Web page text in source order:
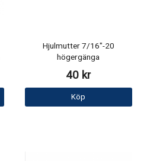
Hjulmutter 7/16"-20
högergänga
40 kr
Köp